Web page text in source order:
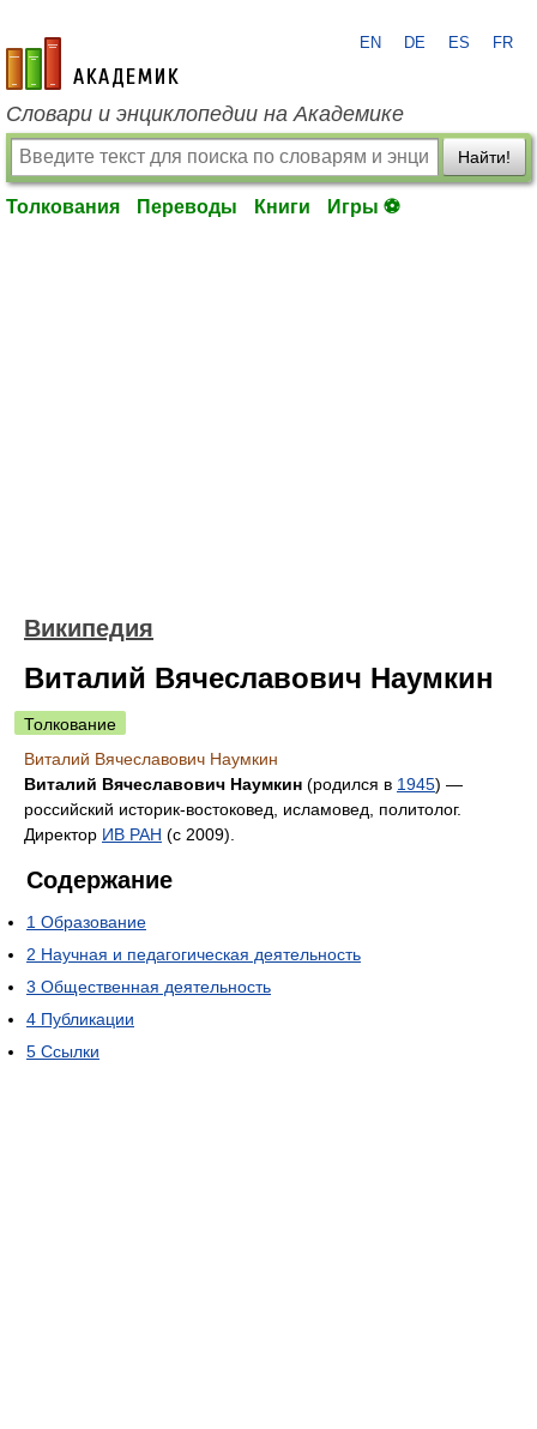
academic.ru
EN DE ES FR
Словари и энциклопедии на Академике
Найти!
Толкования Переводы Книги Игры ⚽
Википедия
Виталий Вячеславович Наумкин
Толкование
Виталий Вячеславович Наумкин
Виталий Вячеславович Наумкин (родился в 1945) —
российский историк-востоковед, исламовед, политолог.
Директор ИВ РАН (с 2009).
Содержание
1 Образование
2 Научная и педагогическая деятельность
3 Общественная деятельность
4 Публикации
5 Ссылки